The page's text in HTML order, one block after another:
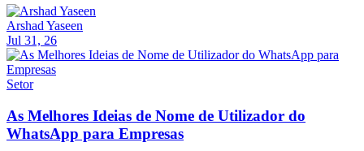
Arshad Yaseen
Jul 31, 26
Setor
As Melhores Ideias de Nome de Utilizador do
WhatsApp para Empresas